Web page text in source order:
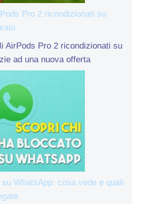
Pro 2 ricondizionati su
AirPods Pro 2 ricondizionati su
ad una nuova offerta
WhatsApp: cosa vede e quali